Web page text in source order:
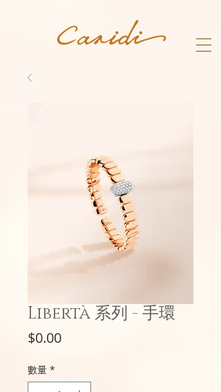
Libertà 系列 - 手環
$0.00價
數量 *